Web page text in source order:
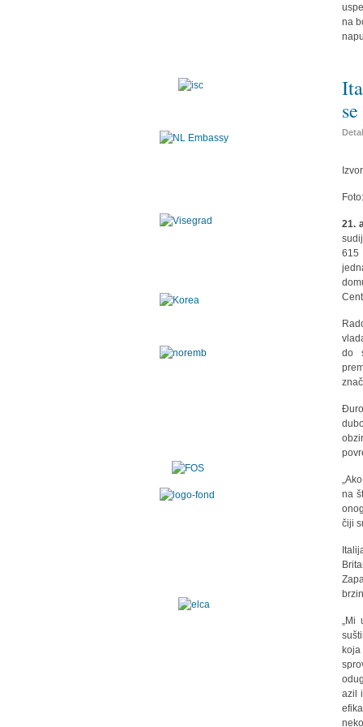
na
21.
615
do
na
čiji
„Mi
azil